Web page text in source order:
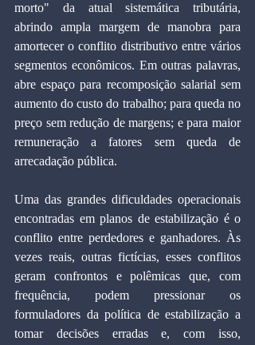
morto" da atual sistemática tributária,
abrindo ampla margem de manobra para
amortecer o conflito distributivo entre vários
segmentos econômicos. Em outras palavras,
abre espaço para recomposição salarial sem
aumento do custo do trabalho; para queda no
preço sem redução de margens; e para maior
remuneração a fatores sem queda de
arrecadação pública.
Uma das grandes dificuldades operacionais
encontradas em planos de estabilização é o
conflito entre perdedores e ganhadores. Às
vezes reais, outras fictícias, esses conflitos
geram confrontos e polêmicas que, com
frequência, podem pressionar os
formuladores da política de estabilização a
tomar decisões erradas e, com isso,